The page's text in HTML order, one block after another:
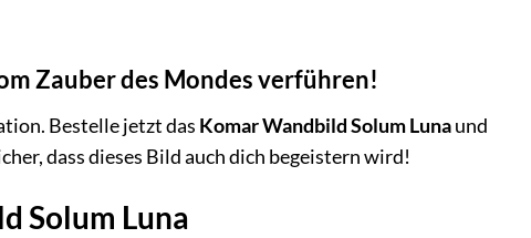
Zauber des Mondes verführen!
Bestelle jetzt das Komar Wandbild Solum Lunaund
dass dieses Bild auch dich begeistern wird!
Solum Luna